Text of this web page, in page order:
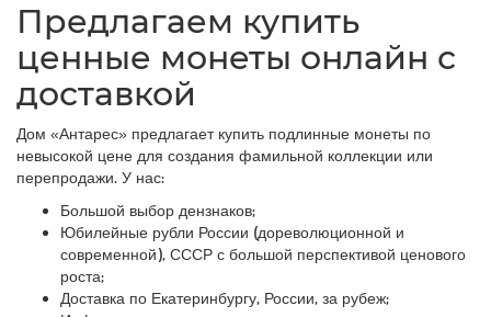
Предлагаем купить
ценные монеты онлайн с
доставкой
Дом «Антарес» предлагает купить подлинные монеты по
невысокой цене для создания фамильной коллекции или
перепродажи. У нас:
Большой выбор дензнаков;
Юбилейные рубли России (дореволюционной и
современной), СССР с большой перспективой ценового
роста;
Доставка по Екатеринбургу, России, за рубеж;